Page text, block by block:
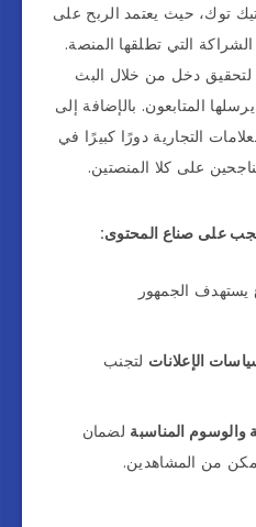
تيك توك، حيث يعتمد الربح على
التي تطلقها المنصة.
لتحقيق دخل من خلال البث
المتابعون. بالإضافة إلى
التجارية دورًا كبيرًا في
على كلا المنصتين.
على صناع المحتوى:
يستهدف الجمهور
الإعلانات لتجنب
والوسوم المناسبة لضمان
من المشاهدين.